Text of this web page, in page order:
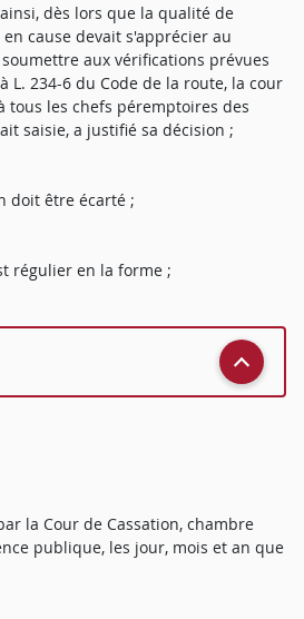
dès lors que la qualité de
cause devait s'apprécier au
aux vérifications prévues
L. 234-6 du Code de la route, la cour
tous les chefs péremptoires des
saisie, a justifié sa décision ;
doit être écarté ;
régulier en la forme ;
la Cour de Cassation, chambre
publique, les jour, mois et an que